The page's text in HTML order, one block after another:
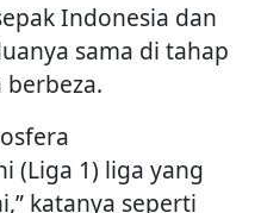
Indonesia dan
sama di tahap
(Liga 1) liga yang
katanya seperti